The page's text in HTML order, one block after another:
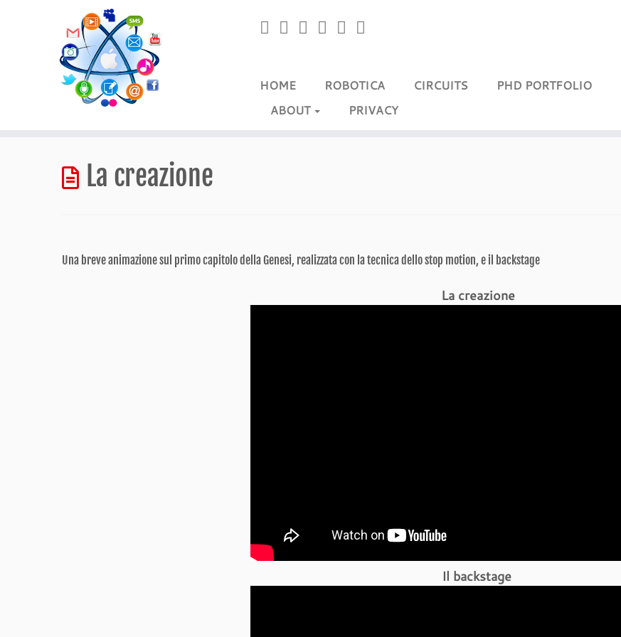
HOME ROBOTICA CIRCUITS PHD PORTFOLIO
ABOUT
PRIVACY
La creazione
Una breve animazione sul primo capitolo della Genesi, realizzata con la tecnica dello stop motion, e il backstage
La creazione
Il backstage